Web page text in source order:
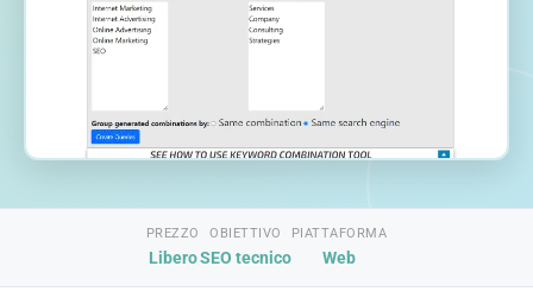
PREZZO
Libero
OBIETTIVO
SEO tecnico
PIATTAFORMA
Web